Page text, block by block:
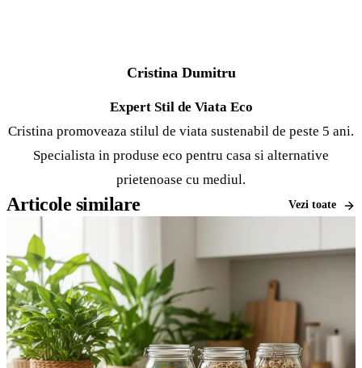
Cristina Dumitru
Expert Stil de Viata Eco
Cristina promoveaza stilul de viata sustenabil de peste 5 ani.
Specialista in produse eco pentru casa si alternative
prietenoase cu mediul.
Articole similare Vezi toate